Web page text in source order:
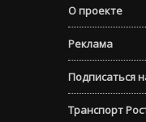
О проекте
Реклама
Подписаться
Транспорт